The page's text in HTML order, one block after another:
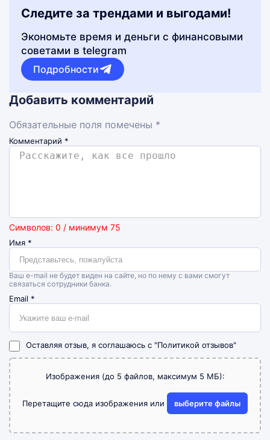
Следите за трендами и выгодами!
Экономьте время и деньги с финансовыми
советами в telegram
Подробности
Добавить комментарий
Обязательные поля помечены *
Комментарий *
Символов: 0 / минимум 75
Имя *
Ваш e-mail не будет виден на сайте, но по нему с вами смогут
связаться сотрудники банка.
Email *
Оставляя отзыв, я соглашаюсь с "Политикой отзывов"
Изображения (до 5 файлов, максимум 5 МБ):
Перетащите сюда изображения или выберите файлы